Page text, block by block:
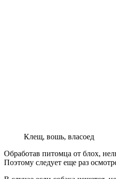
Клещ, вошь, власоед
Обработав питомца от блох,
Поэтому следует еще раз